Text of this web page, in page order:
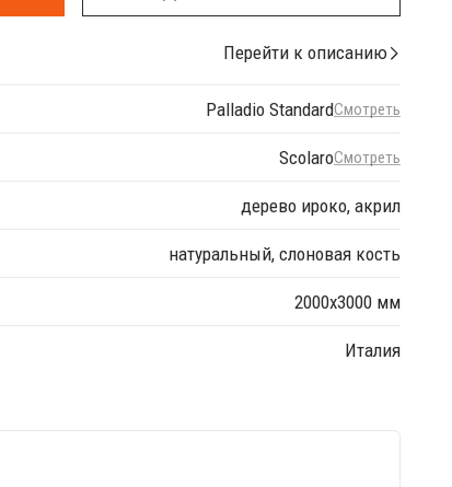
Перейти к описанию
Palladio StandardСмотреть
ScolaroСмотреть
дерево ироко, акрил
натуральный, слоновая кость
2000х3000 мм
Италия